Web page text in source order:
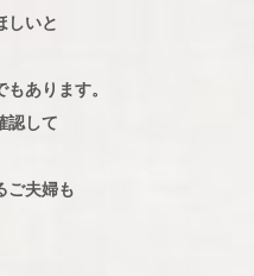
しいと
あります。
認して
ご夫婦も